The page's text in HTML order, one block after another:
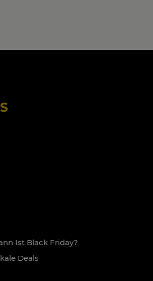
Ist Black Friday?
Deals